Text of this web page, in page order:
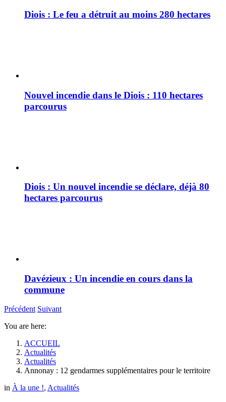
Diois : Le feu a détruit au moins 280 hectares
Nouvel incendie dans le Diois : 110 hectares
parcourus
Diois : Un nouvel incendie se déclare, déjà 80
hectares parcourus
Davézieux : Un incendie en cours dans la
commune
Précédent Suivant
You are here:
ACCUEIL
Actualités
Actualités
Annonay : 12 gendarmes supplémentaires pour le territoire
in À la une !, Actualités